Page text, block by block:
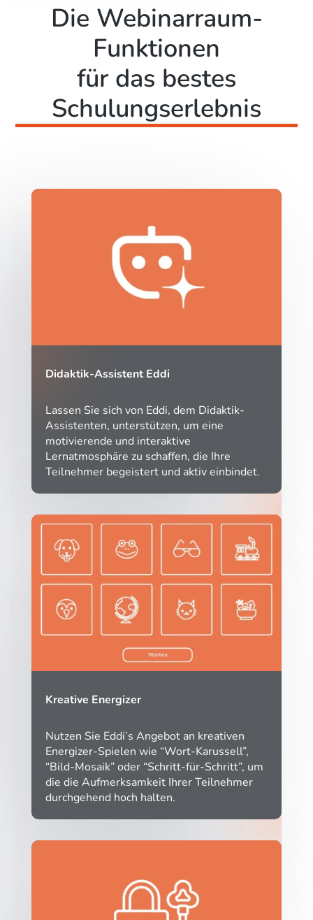
Die Webinarraum-
Funktionen
für das bestes
Schulungserlebnis
Didaktik-Assistent Eddi
Lassen Sie sich von Eddi, dem Didaktik-
Assistenten, unterstützen, um eine
motivierende und interaktive
Lernatmosphäre zu schaffen, die Ihre
Teilnehmer begeistert und aktiv einbindet.
Kreative Energizer
Nutzen Sie Eddi’s Angebot an kreativen
Energizer-Spielen wie “Wort-Karussell”,
“Bild-Mosaik” oder “Schritt-für-Schritt”, um
die die Aufmerksamkeit Ihrer Teilnehmer
durchgehend hoch halten.